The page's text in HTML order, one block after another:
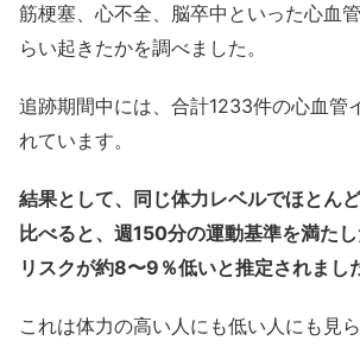
筋梗塞、心不全、脳卒中といった心血
らい起きたかを調べました。
追跡期間中には、合計1233件の心血管
れています。
結果として、同じ体力レベルでほとん
比べると、週150分の運動基準を満た
リスクが約8〜9％低いと推定されまし
これは体力の高い人にも低い人にも見